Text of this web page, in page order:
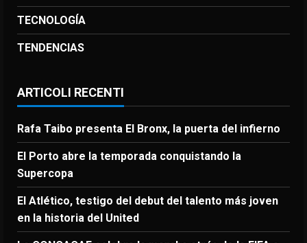
TECNOLOGÍA
TENDENCIAS
ARTICOLI RECENTI
Rafa Taibo presenta El Bronx, la puerta del infierno
El Porto abre la temporada conquistando la
Supercopa
El Atlético, testigo del debut del talento más joven
en la historia del United